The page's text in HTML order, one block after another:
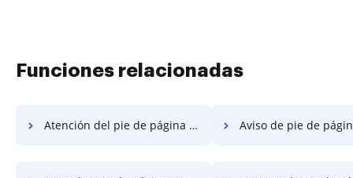
Funciones relacionadas
Atención del pie de página expandido Aviso de pie de página